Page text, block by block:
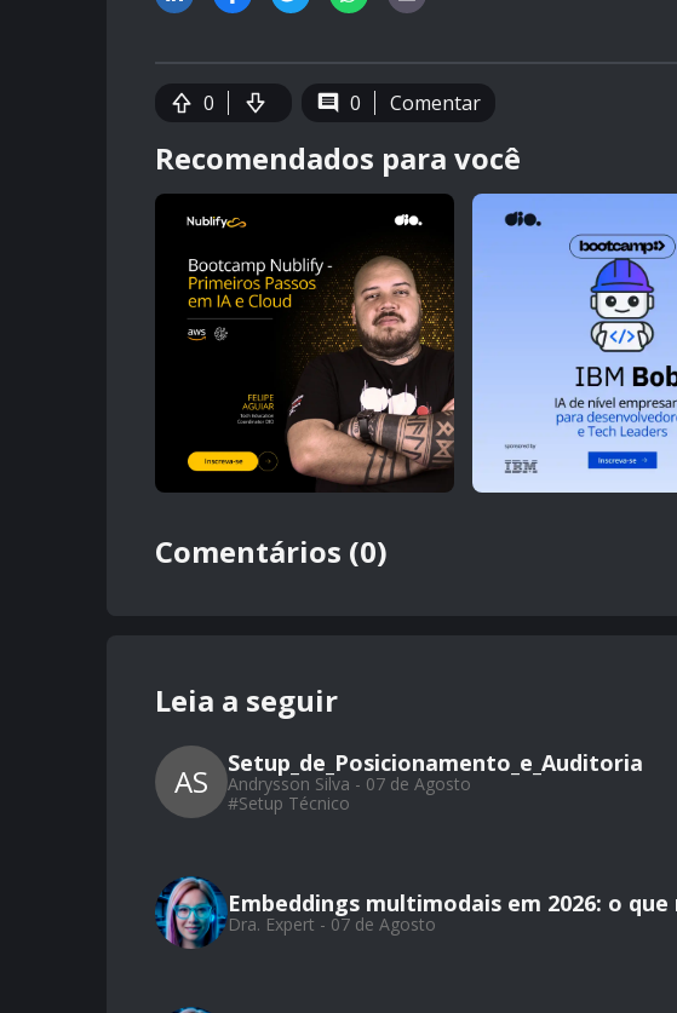
0 0 Comentar
Recomendados para você
Comentários (0)
Leia a seguir
AS Setup_de_Posicionamento_e_Auditoria
Andrysson Silva - 07 de Agosto
#Setup Técnico
Embeddings multimodais em 2026: o
Dra. Expert - 07 de Agosto